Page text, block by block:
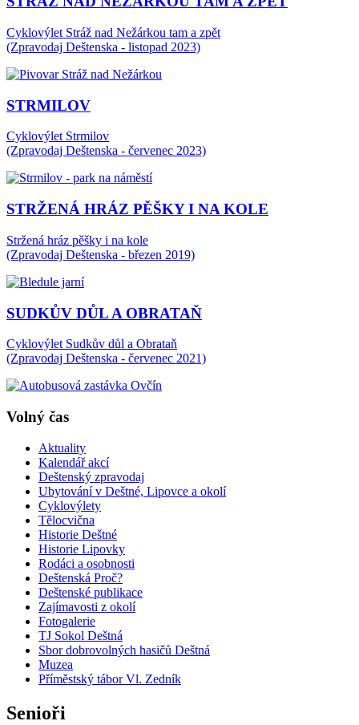
Cyklovýlet Stráž nad Nežárkou tam a zpět
(Zpravodaj Deštenska - listopad 2023)
STRMILOV
Cyklovýlet Strmilov
(Zpravodaj Deštenska - červenec 2023)
STRŽENÁ HRÁZ PĚŠKY I NA KOLE
Stržená hráz pěšky i na kole
(Zpravodaj Deštenska - březen 2019)
SUDKŮV DŮL A OBRATAŇ
Cyklovýlet Sudkův důl a Obrataň
(Zpravodaj Deštenska - červenec 2021)
Volný čas
Aktuality
Kalendář akcí
Deštenský zpravodaj
Ubytování v Deštné, Lipovce a okolí
Cyklovýlety
Tělocvična
Historie Deštné
Historie Lipovky
Rodáci a osobnosti
Deštenská Proč?
Deštenské publikace
Zajímavosti z okolí
Fotogalerie
TJ Sokol Deštná
Sbor dobrovolných hasičů Deštná
Muzea
Příměstský tábor Vl. Zedník
Senioři